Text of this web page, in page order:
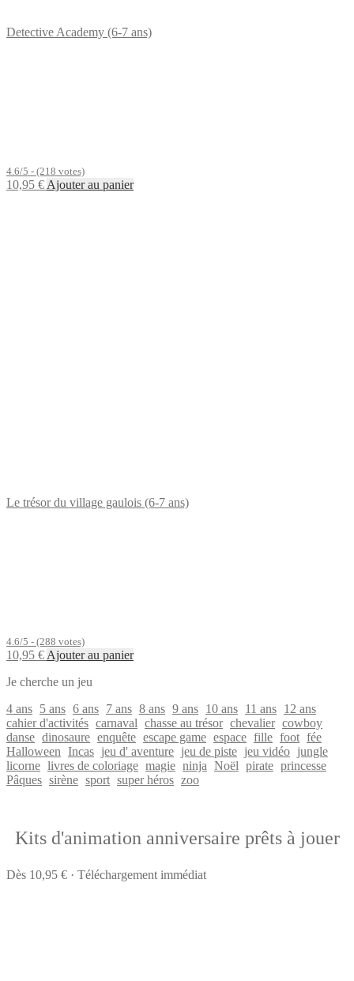
Detective Academy (6-7 ans)
4.6/5 - (218 votes)
10,95 €Ajouter au panier
Le trésor du village gaulois (6-7 ans)
4.6/5 - (288 votes)
10,95 €Ajouter au panier
Je cherche un jeu
4 ans 5 ans 6 ans 7 ans 8 ans 9 ans 10 ans 11 ans 12 ans
cahier d'activités carnaval chasse au trésor chevalier cowboy
danse dinosaure enquête escape game espace fille foot fée
Halloween Incas jeu d' aventure jeu de piste jeu vidéo jungle
licorne livres de coloriage magie ninja Noël pirate princesse
Pâques sirène sport super héros zoo
Kits d'animation anniversaire prêts à jouer
Dès 10,95 € · Téléchargement immédiat